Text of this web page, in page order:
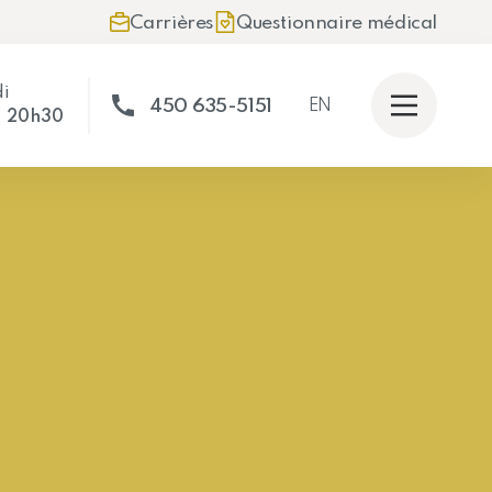
Carrières Questionnaire médical
20h30
450 635-5151 EN